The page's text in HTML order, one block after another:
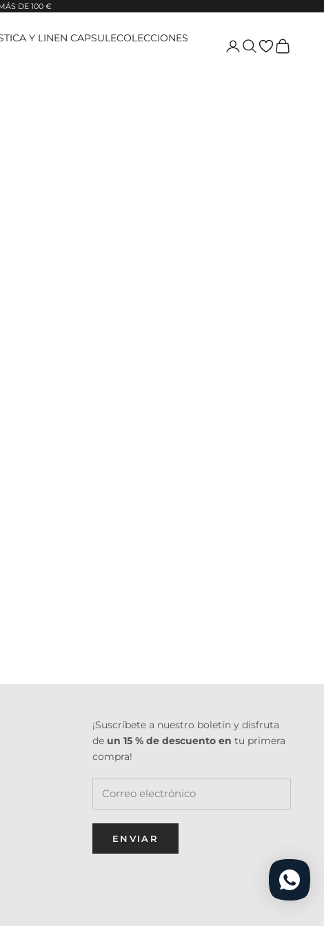
DE 100 €
TICA Y LINEN CAPSULECOLECCIONES
LoginPesquisarCarrinho
¡Suscríbete a nuestro boletín y disfruta
de un 15 % de descuento en tu primera
compra!
ENVIAR